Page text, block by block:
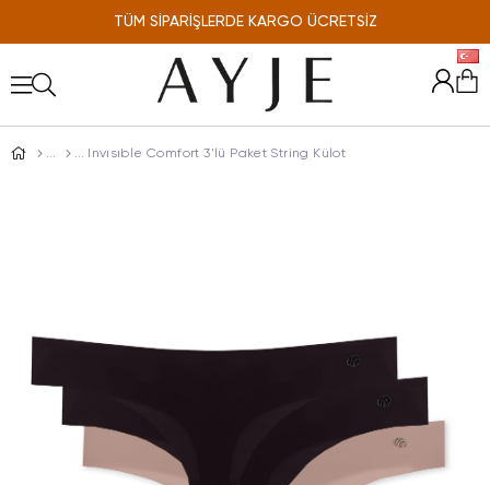
TÜM SİPARİŞLERDE KARGO ÜCRETSİZ
ONLINE'A ÖZEL %10 İNDİRİM
Invısıble Comfort 3'lü Paket String Külot